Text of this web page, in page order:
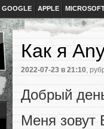
GOOGLE APPLE
Как я
2022-07-23 в 21:10,
Добрый
Меня зовут